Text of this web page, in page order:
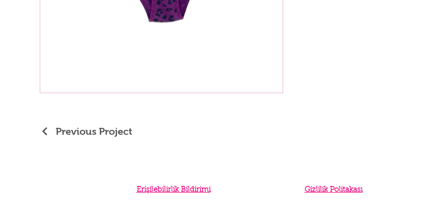
Previous Project
Erişilebilirlik Bildirimi Gizlilik Politakası